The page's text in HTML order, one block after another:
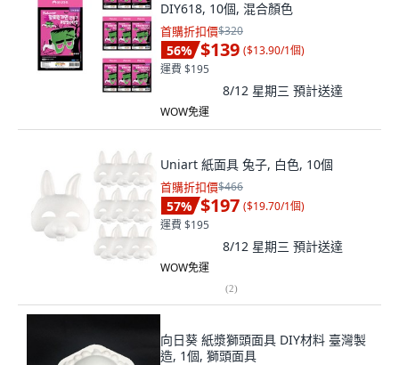
DIY618, 10個, 混合顏色
首購折扣價$320
56% $139 ($13.90/1個)
運費 $195
8/12 星期三 預計送達
WOW免運
Uniart 紙面具 兔子, 白色, 10個
首購折扣價$466
57% $197 ($19.70/1個)
運費 $195
8/12 星期三 預計送達
WOW免運
(2)
向日葵 紙漿獅頭面具 DIY材料 臺灣製
造, 1個, 獅頭面具